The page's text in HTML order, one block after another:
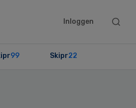
Inloggen
Search
99 Skipr22